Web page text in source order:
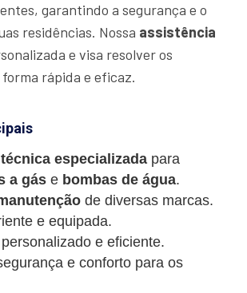
garantindo a segurança e o
residências. Nossa assistência
e visa resolver os
rápida e eficaz.
especializada para
a gás e bombas de água.
de diversas marcas.
e equipada.
e eficiente.
e conforto para os